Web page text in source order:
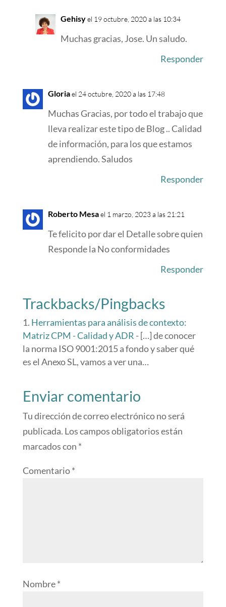
Gehisyel 19 octubre, 2020 a las 10:34
Muchas gracias, Jose. Un saludo.
Responder
Gloriael 24 octubre, 2020 a las 17:48
Muchas Gracias, por todo el trabajo que
lleva realizar este tipo de Blog .. Calidad
de información, para los que estamos
aprendiendo. Saludos
Responder
Roberto Mesael 1 marzo, 2023 a las 21:21
Te felicito por dar el Detalle sobre quien
Responde la No conformidades
Responder
Trackbacks/Pingbacks
Herramientas para análisis de contexto:
Matriz CPM - Calidad y ADR - […] de conocer
la norma ISO 9001:2015 a fondo y saber qué
es el Anexo SL, vamos a ver una…
Enviar comentario
Tu dirección de correo electrónico no será
publicada. Los campos obligatorios están
marcados con *
Comentario*
Nombre*